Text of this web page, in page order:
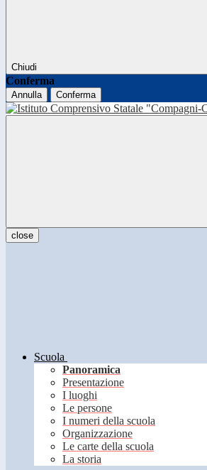
Chiudi
Conferma
Annulla Conferma
close
Scuola
Panoramica
Presentazione
I luoghi
Le persone
I numeri della scuola
Organizzazione
Le carte della scuola
La storia